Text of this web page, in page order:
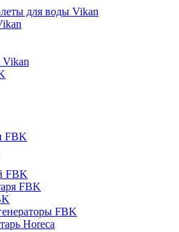
для воды Vikan
Vikan
FBK
FBK
FBK
FBK
Horeca